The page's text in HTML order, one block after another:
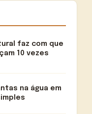
faz com que
10 vezes
na água em